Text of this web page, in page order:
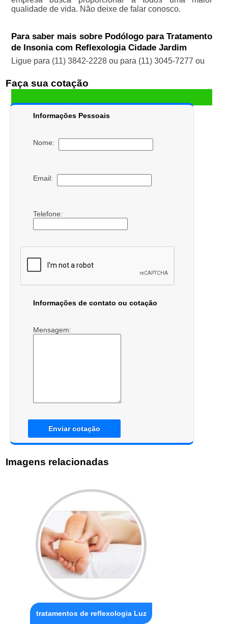
qualidade de vida. Não deixe de falar conosco.
Para saber mais sobre Podólogo para Tratamento
de Insonia com Reflexologia Cidade Jardim
Ligue para (11) 3842-2228ou para (11) 3045-7277 ou
Faça sua cotação
Informações Pessoais
Nome:
Email:
Telefone:
Informações de contato ou cotação
Mensagem:
Enviar cotação
Imagens relacionadas
tratamentos de reflexologia Luz